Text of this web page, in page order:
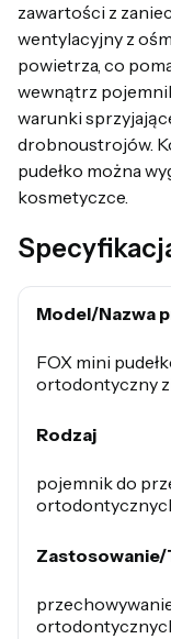
zawartości z
wentylacyjny z
powietrza, co
wewnątrz
warunki
drobnoustrojów.
pudełko można
kosmetyczce.
Model/Nazwa
FOX mini
ortodontyczny
Rodzaj
pojemnik do
Zastosowanie/